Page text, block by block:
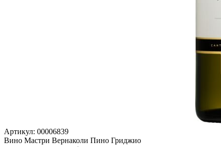
Артикул: 00006839
Вино Мастри Вернаколи Пино Гриджио